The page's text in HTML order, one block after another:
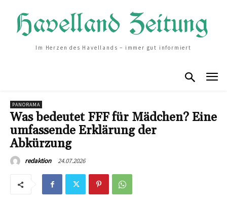
Im Herzen des Havellands – immer gut informiert
PANORAMA
Was bedeutet FFF für Mädchen? Eine
umfassende Erklärung der
Abkürzung
redaktion 24.07.2026